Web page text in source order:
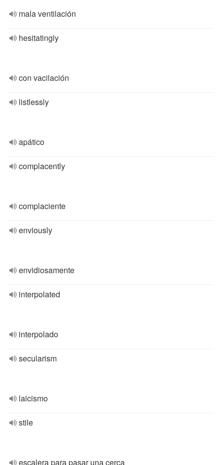
mala ventilación
hesitatingly
con vacilación
listlessly
apático
complacently
complaciente
enviously
envidiosamente
interpolated
interpolado
secularism
laicismo
stile
escalera para pasar una cerca